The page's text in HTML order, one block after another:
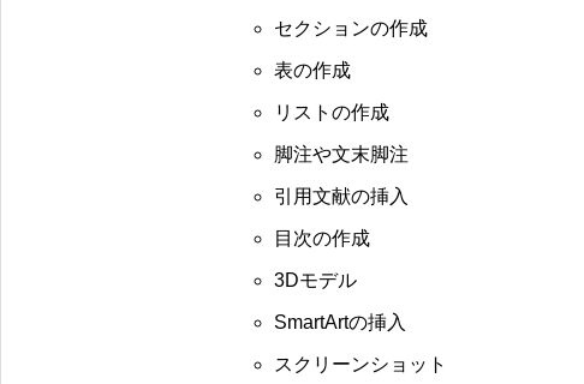
セクションの作成
表の作成
リストの作成
脚注や文末脚注
引用文献の挿入
目次の作成
3Dモデル
SmartArtの挿入
スクリーンショット